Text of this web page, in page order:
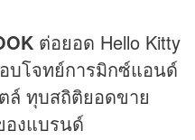
ต่อยอด Hello Kitty
บโจทย์การมิกซ์แอนด์
ล์ ทุบสถิติยอดขาย
องแบรนด์